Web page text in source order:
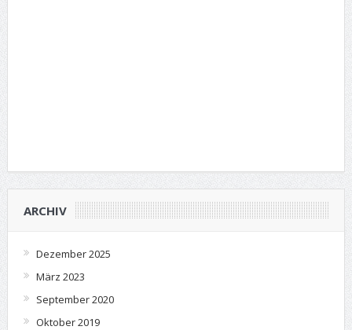
ARCHIV
Dezember 2025
März 2023
September 2020
Oktober 2019